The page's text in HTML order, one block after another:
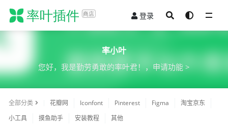
登录
率小叶
您好，我是勤劳勇敢的率叶君！， 申请功能 >
全部分类 花瓣网 Iconfont Pinterest Figma
淘宝京东
小工具
摸鱼助手 安装教程
其他